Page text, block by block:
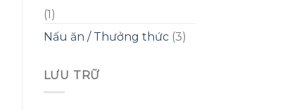
(1)
Nấu ăn / Thưởng thức(3)
LƯU TRỮ